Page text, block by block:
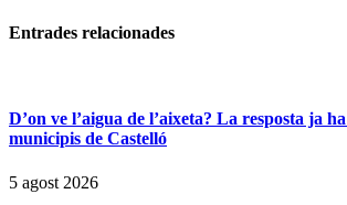
Entrades relacionades
D’on ve l’aigua de l’aixeta? La resposta ja
municipis de Castelló
5 agost 2026